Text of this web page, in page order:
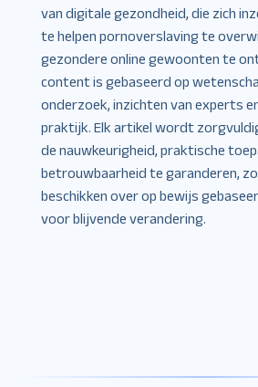
van digitale gezondheid, die zich
te helpen pornoverslaving te
gezondere online gewoonten te
content is gebaseerd op
onderzoek, inzichten van experts
praktijk. Elk artikel wordt
de nauwkeurigheid, praktische
betrouwbaarheid te garanderen,
beschikken over op bewijs
voor blijvende verandering.